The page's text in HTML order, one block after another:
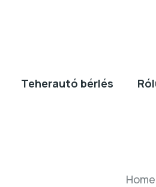
Teherautó bérlés
Home